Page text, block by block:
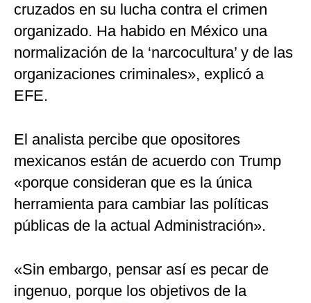
cruzados en su lucha contra el crimen
organizado. Ha habido en México una
normalización de la ‘narcocultura’ y de las
organizaciones criminales», explicó a
EFE.
El analista percibe que opositores
mexicanos están de acuerdo con Trump
«porque consideran que es la única
herramienta para cambiar las políticas
públicas de la actual Administración».
«Sin embargo, pensar así es pecar de
ingenuo, porque los objetivos de la